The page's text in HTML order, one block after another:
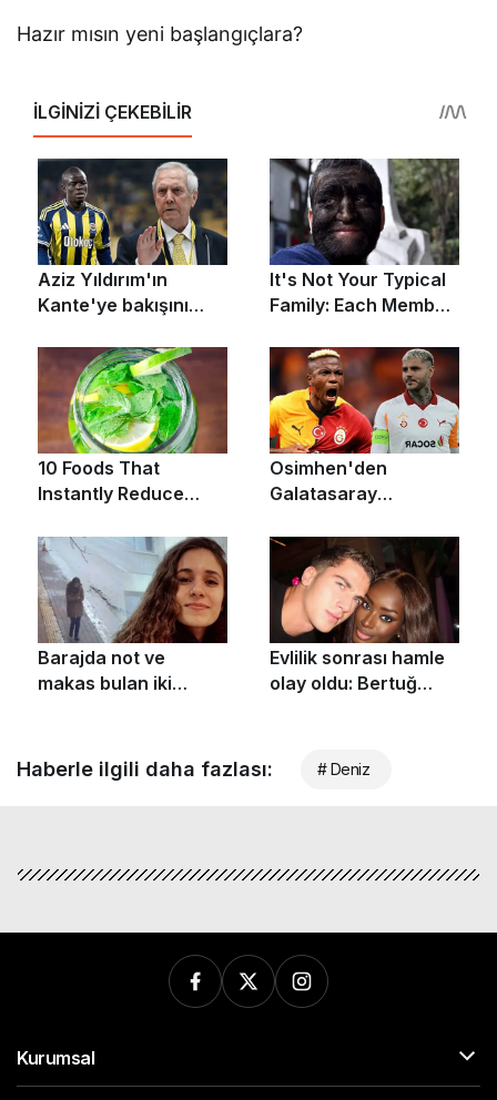
Hazır mısın yeni başlangıçlara?
Haberle ilgili daha fazlası: # Deniz
Kurumsal